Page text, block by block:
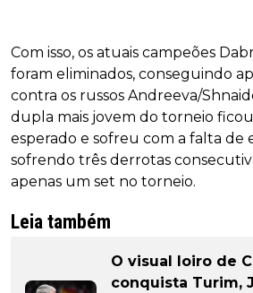
Com isso, os atuais campeões
foram eliminados, conseguindo
contra os russos Andreeva/
dupla mais jovem do torneio
esperado e sofreu com a falta de
sofrendo três derrotas
apenas um set no torneio.
Leia também
O visual loiro de
conquista Turim,